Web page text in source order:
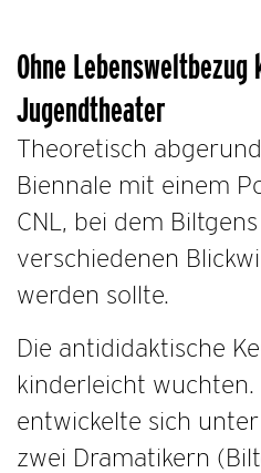
Ohne Lebensweltbezug
Jugendtheater
Theoretisch
Biennale mit einem
CNL, bei dem
verschiedenen
werden sollte.
Die antididaktische
kinderleicht wuchten.
entwickelte sich
zwei Dramatikern